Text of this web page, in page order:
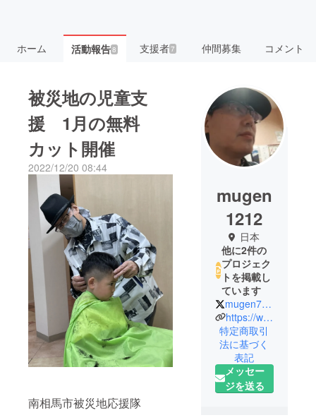
ホーム 活動報告8 支援者7 仲間募集 コメント
被災地の児童支
援 1月の無料
カット開催
2022/12/20 08:44
南相馬市被災地応援隊
mugen
1212
日本
他に2件の
プロジェク
トを掲載し
ています
mugen7578
https://www.mgen-1212.com/service
特定商取引
法に基づく
表記
メッセー
ジを送る